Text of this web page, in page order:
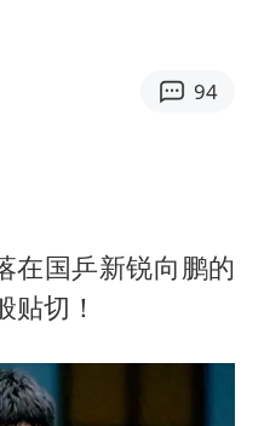
今年来最大单周涨幅
挂一颗出场
梁家辉：到内地拍戏不是北上是回归
学一纸声明甩不了锅
94
在国乒新锐向鹏的
贴切！